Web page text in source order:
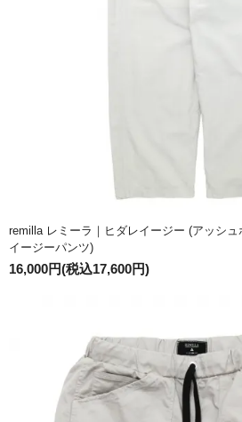
remilla レミーラ｜ヒダレイージー (アッシ
イージーパンツ)
16,000円(税込17,600円)